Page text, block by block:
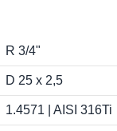
R 3/4"
D 25 x 2,5
1.4571 | AISI 316Ti